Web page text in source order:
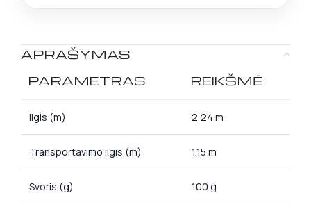
APRAŠYMAS
PARAMETRAS
REIKŠMĖ
Ilgis (m) 2,24 m
Transportavimo ilgis (m) 1,15 m
Svoris (g) 100 g